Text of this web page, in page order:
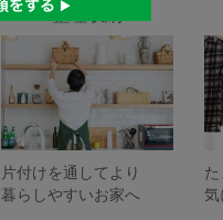
整理収納
片付けを通してより
暮らしやすいお家へ